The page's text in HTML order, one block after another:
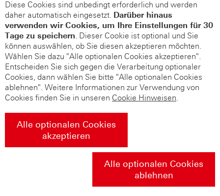
Diese Cookies sind unbedingt erforderlich und werden
daher automatisch eingesetzt. Darüber hinaus
verwenden wir Cookies, um Ihre Einstellungen für 30
Tage zu speichern. Dieser Cookie ist optional und Sie
können auswählen, ob Sie diesen akzeptieren möchten.
Wählen Sie dazu "Alle optionalen Cookies akzeptieren".
Entscheiden Sie sich gegen die Verarbeitung optionaler
Cookies, dann wählen Sie bitte "Alle optionalen Cookies
ablehnen". Weitere Informationen zur Verwendung von
Cookies finden Sie in unseren Cookie Hinweisen.
Alle optionalen Cookies
akzeptieren
Alle optionalen Cookies
ablehnen